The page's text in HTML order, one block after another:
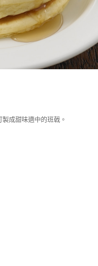
成甜味適中的班戟。